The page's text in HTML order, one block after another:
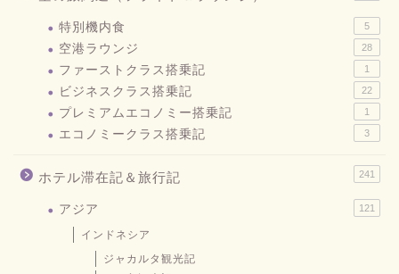
特別機内食 5
空港ラウンジ 28
ファーストクラス搭乗記 1
ビジネスクラス搭乗記 22
プレミアムエコノミー搭乗記 1
エコノミークラス搭乗記 3
ホテル滞在記＆旅行記 241
アジア 121
インドネシア
ジャカルタ観光記